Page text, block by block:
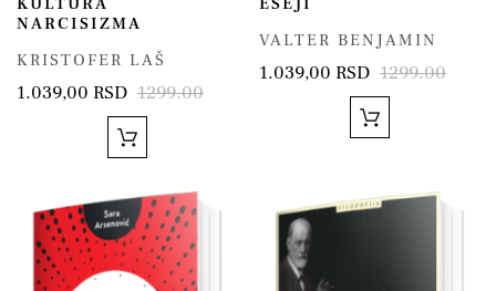
NARCISIZMA
KRISTOFER LAŠ
1.039,00 RSD 1299.00
VALTER BENJAMIN
1.039,00 RSD 1299.00